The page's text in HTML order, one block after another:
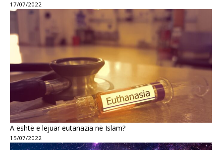
17/07/2022
A është e lejuar eutanazia në Islam?
15/07/2022